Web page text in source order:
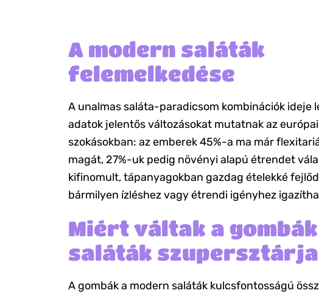
A modern saláták
felemelkedése
A unalmas saláta-paradicsom kombinációk ideje
adatok jelentős változásokat mutatnak az
szokásokban: az emberek 45%-a ma már
magát, 27%-uk pedig növényi alapú étrendet
kifinomult, tápanyagokban gazdag ételekké
bármilyen ízléshez vagy étrendi igényhez
Miért váltak a
saláták
A gombák a modern saláták kulcsfontosságú